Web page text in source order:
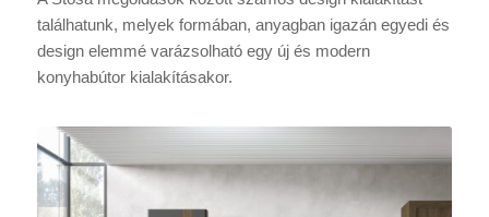
találhatunk, melyek formában, anyagban igazán egyedi és
design elemmé varázsolható egy új és modern
konyhabútor kialakításakor.